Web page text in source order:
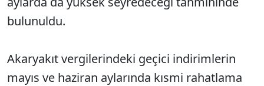
bulunuldu.
Akaryakıt vergilerindeki geçici indirimlerin
mayıs ve haziran aylarında kısmi rahatlama